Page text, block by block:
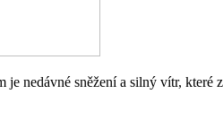
je nedávné sněžení a silný vítr,